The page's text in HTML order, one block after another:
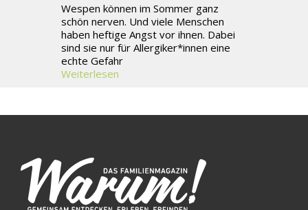
Wespen können im Sommer ganz
schön nerven. Und viele Menschen
haben heftige Angst vor ihnen. Dabei
sind sie nur für Allergiker*innen eine
echte Gefahr
Weiterlesen